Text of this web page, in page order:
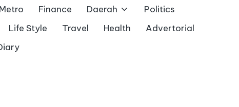
Finance Daerah
Politics
Life Style Travel Health
Advertorial